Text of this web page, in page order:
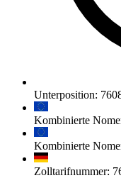
Unterposition:
Kombinierte
Kombinierte
Zolltarifnummer: